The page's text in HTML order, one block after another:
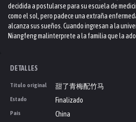
decidida a postularse para su escuela de
como el sol, pero padece una extraña
alcanza sus sueños. Cuando ingresan a la
Niangfeng malinterprete a la familia que la
DETALLES
Título original 甜了青梅配竹马
Estado Finalizado
País China